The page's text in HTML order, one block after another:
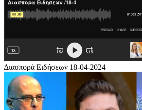
Διασπορά Ειδήσεων 18-04-2024